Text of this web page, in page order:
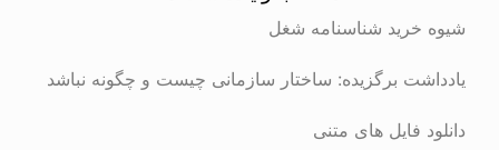
شیوه خرید شناسنامه شغل
یادداشت برگزیده: ساختار سازمانی چیست و چگونه نباشد
دانلود فایل های متنی